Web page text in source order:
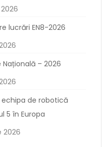
lucrări EN8-2026
– 2026
de robotică
5 în Europa
2026